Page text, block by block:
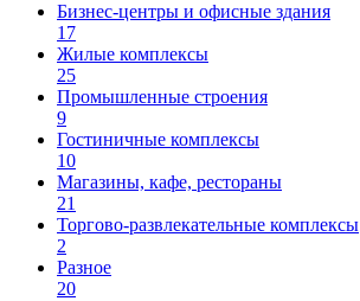
Бизнес-центры и офисные здания
17
Жилые комплексы
25
Промышленные строения
9
Гостиничные комплексы
10
Магазины, кафе, рестораны
21
Торгово-развлекательные комплексы
2
Разное
20